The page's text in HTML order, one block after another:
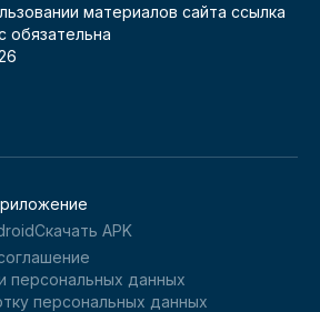
материалов сайта ссылка
обязательна
Скачать APK
персональных данных
персональных данных